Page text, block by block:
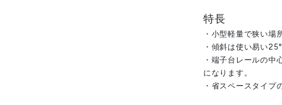
特長
・小型軽量で狭い場
・傾斜は使い易い25°
・端子台レールの中
になります。
・省スペースタイプ